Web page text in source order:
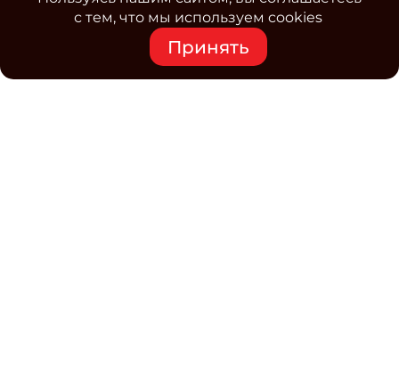
с тем, что мы используем cookies
Принять